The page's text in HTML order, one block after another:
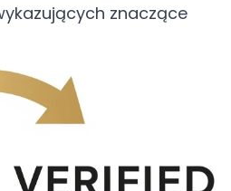
znaczące